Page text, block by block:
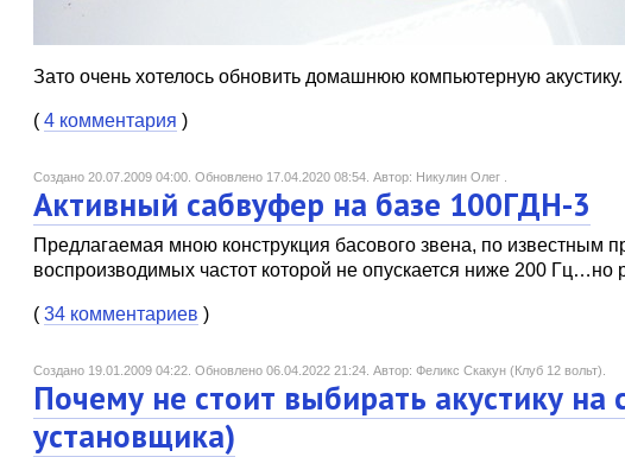
Зато очень хотелось обновить домашнюю компьютерную акустику.
( 4 комментария )
Создано 20.07.2009 04:00. Обновлено 17.04.2020 08:54. Автор: Никулин Олег .
Активный сабвуфер на базе 100ГДН-3
Предлагаемая мною конструкция басового звена, по известным
воспроизводимых частот которой не опускается ниже 200 Гц…но
( 34 комментариев )
Создано 19.01.2009 04:22. Обновлено 06.04.2022 21:24. Автор: Феликс Скакун (Клуб 12 вольт).
Почему не стоит выбирать акустику
установщика)